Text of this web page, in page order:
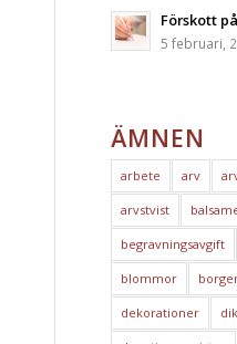
Förskott
5 februari,
ÄMNEN
arbete arv
arvstvist
begravningsavgift
blommor
dekorationer